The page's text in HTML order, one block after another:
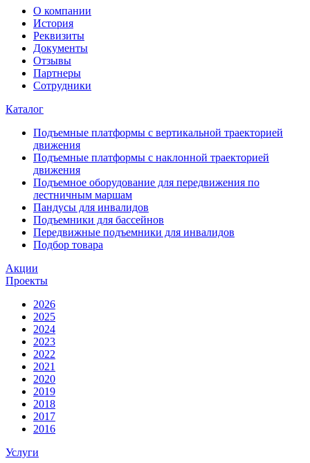
О компании
История
Реквизиты
Документы
Отзывы
Партнеры
Сотрудники
Каталог
Подъемные платформы с вертикальной траекторией
движения
Подъемные платформы с наклонной траекторией
движения
Подъемное оборудование для передвижения по
лестничным маршам
Пандусы для инвалидов
Подъемники для бассейнов
Передвижные подъемники для инвалидов
Подбор товара
Акции
Проекты
2026
2025
2024
2023
2022
2021
2020
2019
2018
2017
2016
Услуги